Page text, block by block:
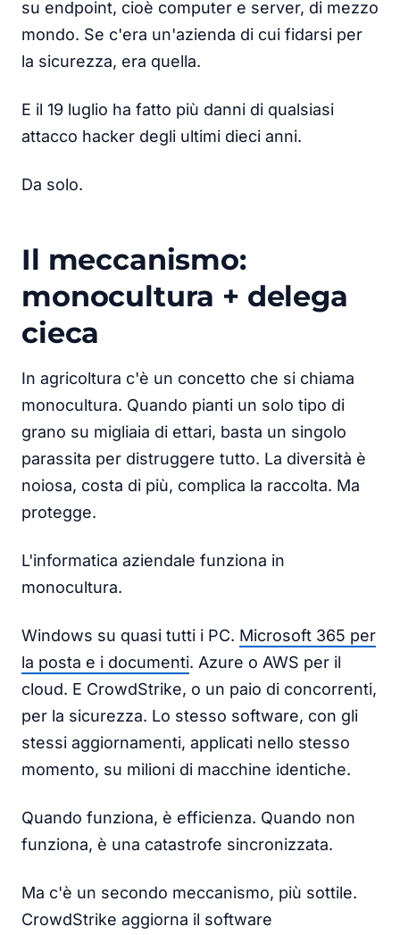
su endpoint, cioè computer e server, di mezzo
mondo. Se c'era un'azienda di cui fidarsi per
la sicurezza, era quella.
E il 19 luglio ha fatto più danni di qualsiasi
attacco hacker degli ultimi dieci anni.
Da solo.
Il meccanismo:
monocultura + delega
cieca
In agricoltura c'è un concetto che si chiama
monocultura. Quando pianti un solo tipo di
grano su migliaia di ettari, basta un singolo
parassita per distruggere tutto. La diversità è
noiosa, costa di più, complica la raccolta. Ma
protegge.
L'informatica aziendale funziona in
monocultura.
Windows su quasi tutti i PC. Microsoft 365 per
la posta e i documenti. Azure o AWS per il
cloud. E CrowdStrike, o un paio di concorrenti,
per la sicurezza. Lo stesso software, con gli
stessi aggiornamenti, applicati nello stesso
momento, su milioni di macchine identiche.
Quando funziona, è efficienza. Quando non
funziona, è una catastrofe sincronizzata.
Ma c'è un secondo meccanismo, più sottile.
CrowdStrike aggiorna il software